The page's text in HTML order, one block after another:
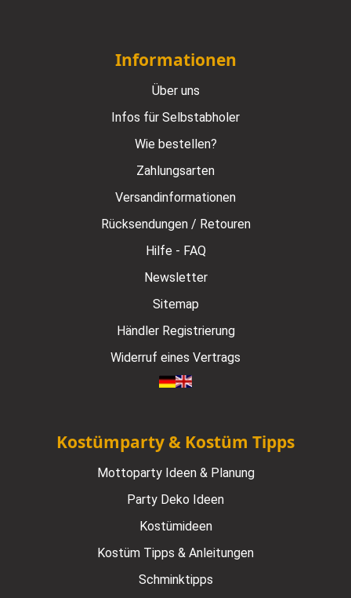
Informationen
Über uns
Infos für Selbstabholer
Wie bestellen?
Zahlungsarten
Versandinformationen
Rücksendungen / Retouren
Hilfe - FAQ
Newsletter
Sitemap
Händler Registrierung
Widerruf eines Vertrags
Kostümparty & Kostüm Tipps
Mottoparty Ideen & Planung
Party Deko Ideen
Kostümideen
Kostüm Tipps & Anleitungen
Schminktipps